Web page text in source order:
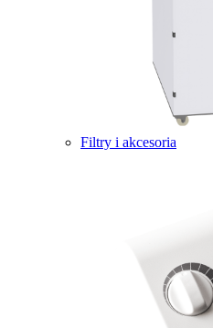
Filtry i akcesoria